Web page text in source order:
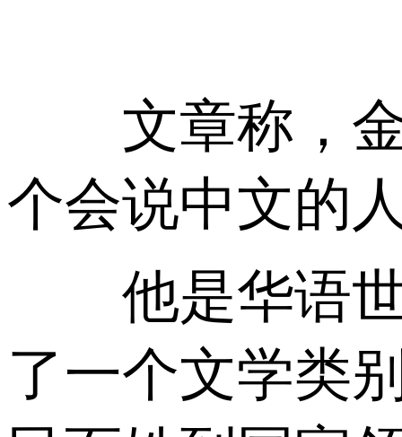
文章称，金
个会说中文的
他是华语世
了一个文学类